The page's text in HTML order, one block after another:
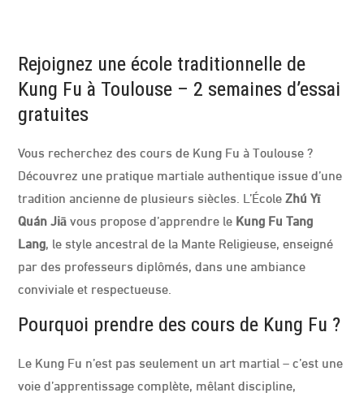
N
G
F
U
À
U
S
E
?
É
O
U
V
R
E
Z
N
E
R
A
U
M
Rejoignez une école traditionnelle de
Kung Fu à Toulouse – 2 semaines d’essai
gratuites
Vous recherchez des cours de Kung Fu à Toulouse ?
Découvrez une pratique martiale authentique issue d’une
tradition ancienne de plusieurs siècles. L’ÉcoleZhú Yī
Quán Jiāvous propose d’apprendre le Kung Fu Tang
Lang, le style ancestral de la Mante Religieuse, enseigné
par des professeurs diplômés, dans une ambiance
conviviale et respectueuse.
Pourquoi prendre des cours de Kung Fu ?
Le Kung Fu n’est pas seulement un art martial – c’est une
voie d’apprentissage complète, mêlant discipline,